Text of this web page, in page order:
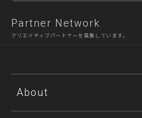
Partner Network
クリエイティブパートナーを募集しています。
About